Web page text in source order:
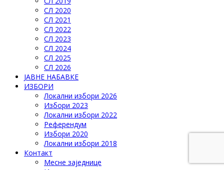
СЛ 2020
СЛ 2021
СЛ 2022
СЛ 2023
СЛ 2024
СЛ 2025
СЛ 2026
ЈАВНЕ НАБАВКЕ
ИЗБОРИ
Локални избори 2026
Избори 2023
Локални избори 2022
Референдум
Избори 2020
Локални избори 2018
Контакт
Месне заједнице